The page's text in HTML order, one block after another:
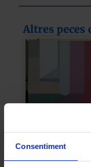
Consentiment
Altres peces